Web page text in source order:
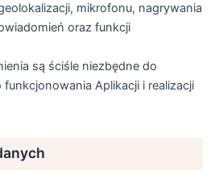
mikrofonu, nagrywania
oraz funkcji
są ściśle niezbędne do
funkcjonowania Aplikacji i realizacji